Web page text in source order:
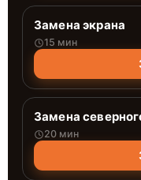
Замена экрана
15 мин
Замена
20 мин